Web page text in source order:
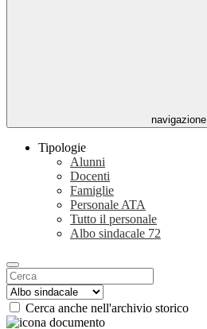
navigazione
Tipologie
Alunni
Docenti
Famiglie
Personale ATA
Tutto il personale
Albo sindacale 72
Cerca anche nell'archivio storico